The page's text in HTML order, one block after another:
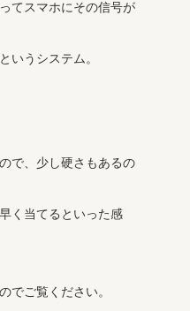
てスマホにその信号が
いうシステム。
で、少し硬さもあるの
く当てるといった感
でご覧ください。